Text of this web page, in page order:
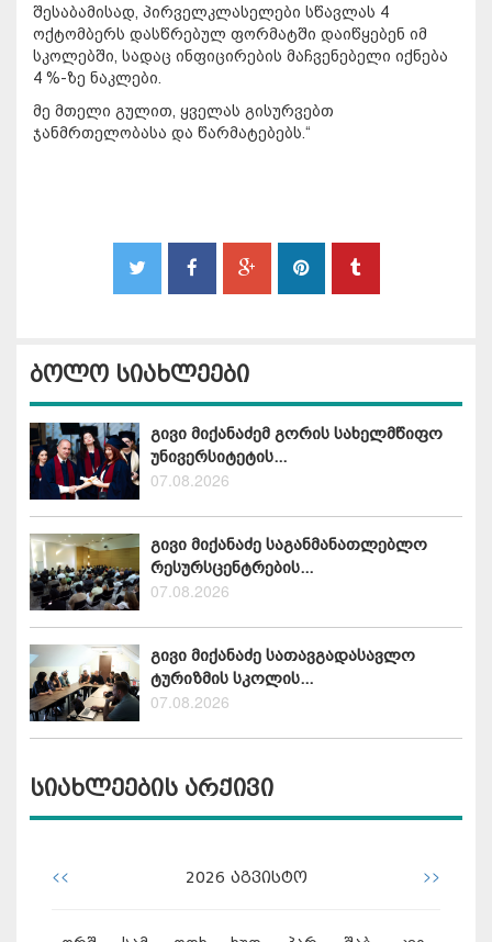
შესაბამისად, პირველკლასელები სწავლას 4
ოქტომბერს დასწრებულ ფორმატში დაიწყებენ იმ
სკოლებში, სადაც ინფიცირების მაჩვენებელი იქნება
4 %-ზე ნაკლები.
მე მთელი გულით, ყველას გისურვებთ
ჯანმრთელობასა და წარმატებებს.“
ბოლო სიახლეები
გივი მიქანაძემ გორის სახელმწიფო
უნივერსიტეტის...
07.08.2026
გივი მიქანაძე საგანმანათლებლო
რესურსცენტრების...
07.08.2026
გივი მიქანაძე სათავგადასავლო
ტურიზმის სკოლის...
07.08.2026
სიახლეების არქივი
<< 2026 აგვისტო >>